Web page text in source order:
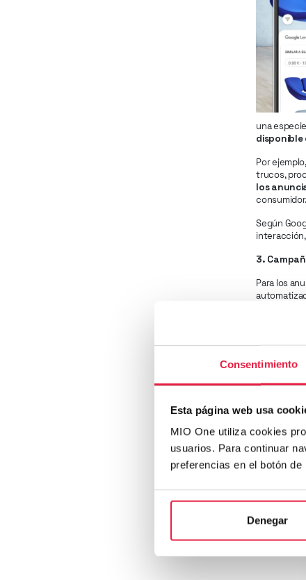
Consentimiento
Esta página web usa
MIO One utiliza cookies
usuarios. Para continuar
preferencias en el botón
Denegar
una
disponible
Por
trucos,
los
consumidor.
Según
3.
Para los
(ROI)
más ventas.